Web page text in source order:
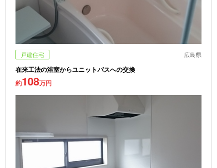
戸建住宅 広島県
在来工法の浴室からユニットバスへの交換
約108万円